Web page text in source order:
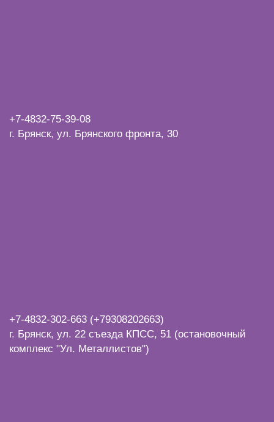
+7-4832-75-39-08
г. Брянск, ул. Брянского фронта, 30
+7-4832-302-663 (+79308202663)
г. Брянск, ул. 22 съезда КПСС, 51 (остановочный
комплекс "Ул. Металлистов")